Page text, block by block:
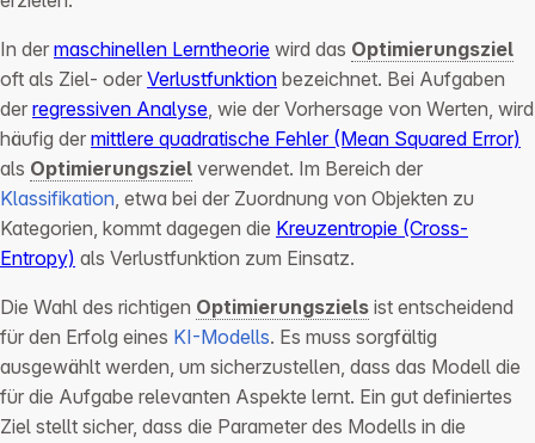
In der maschinellen Lerntheorie wird das Optimierungsziel
oft als Ziel- oder Verlustfunktion bezeichnet. Bei Aufgaben
der regressiven Analyse, wie der Vorhersage von Werten, wird
häufig der mittlere quadratische Fehler (Mean Squared Error)
als Optimierungsziel verwendet. Im Bereich der
Klassifikation, etwa bei der Zuordnung von Objekten zu
Kategorien, kommt dagegen die Kreuzentropie (Cross-
Entropy) als Verlustfunktion zum Einsatz.
Die Wahl des richtigen Optimierungsziels ist entscheidend
für den Erfolg eines KI-Modells. Es muss sorgfältig
ausgewählt werden, um sicherzustellen, dass das Modell die
für die Aufgabe relevanten Aspekte lernt. Ein gut definiertes
Ziel stellt sicher, dass die Parameter des Modells in die